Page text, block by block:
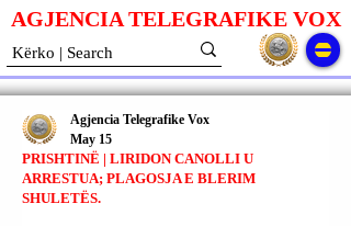
AGJENCIA TELEGRAFIKE VOX
PRISHTINË | LIRIDON CANOLLI U
ARRESTUA; PLAGOSJA E BLERIM
SHULETËS.
Agjencia Telegrafike Vox
May 15